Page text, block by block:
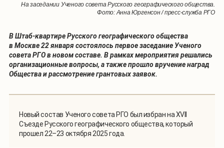
На заседании Ученого совета Русского географического общества.
Фото: Анна Юргенсон / пресс-служба РГО
В Штаб-квартире Русского географического общества
в Москве 22 января состоялось первое заседание Ученого
совета РГО в новом составе. В рамках мероприятия решались
организационные вопросы, а также прошло вручение наград
Общества и рассмотрение грантовых заявок.
Новый состав Ученого совета РГО был избран на XVII
Съезде Русского географического общества, который
прошел 22–23 октября 2025 года.